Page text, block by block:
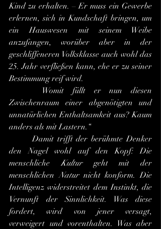
Kind zu erhalten. – Er muss ein Gewerbe
erlernen, sich in Kundschaft bringen, um
ein Hauswesen mit seinem Weibe
anzufangen, worüber aber in der
geschliffeneren Volksklasse auch wohl das
25. Jahr verfließen kann, ehe er zu seiner
Bestimmung reif wird.
Zwischenraum einer abgenötigten und
unnatürlichen Enthaltsamkeit aus? Kaum
anders als mit Lastern.“
den Nagel wohl auf den Kopf: Die
menschliche Kultur geht mit der
menschlichen Natur nicht konform. Die
Intelligenz widerstreitet dem Instinkt, die
Vernunft der Sinnlichkeit. Was diese
fordert, wird von jener versagt,
verweigert und vorenthalten. Was aber